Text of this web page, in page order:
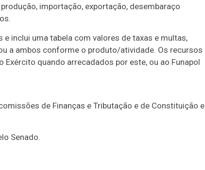
importação, exportação, desembaraço
inclui uma tabela com valores de taxas e multas,
a ambos conforme o produto/atividade. Os recursos
quando arrecadados por este, ou ao Funapol
de Finanças e Tributação e de Constituição e
Senado.